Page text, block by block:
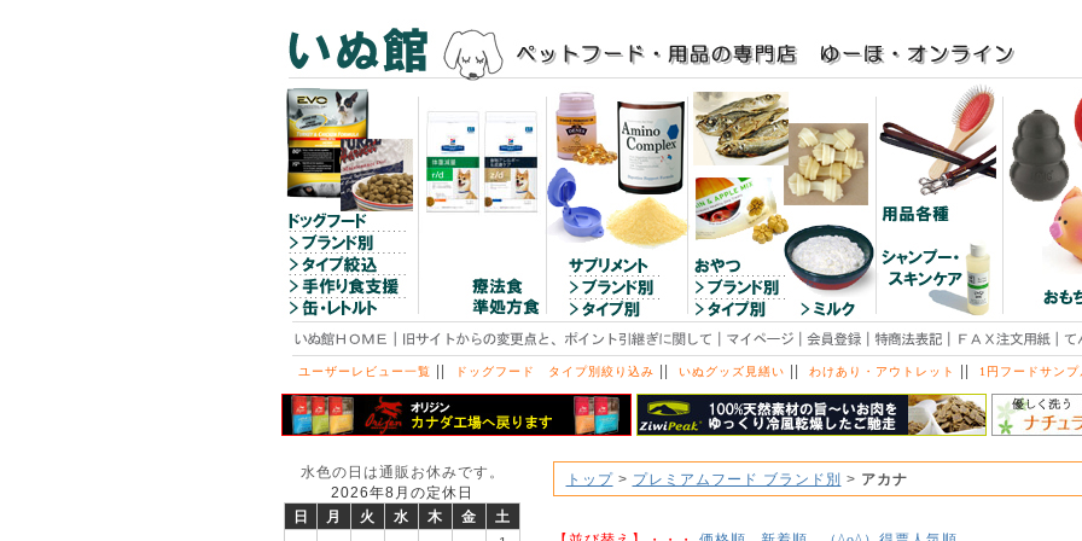
ユーザーレビュー一覧 || ドッグフード タイプ別絞り込み || いぬグッズ見繕い || わけあり・アウトレット || 1円フードサンプ
水色の日は通販お休みです。
2026年8月の定休日
日
月 火 水 木 金
土
トップ> プレミアムフード ブランド別 > アカナ